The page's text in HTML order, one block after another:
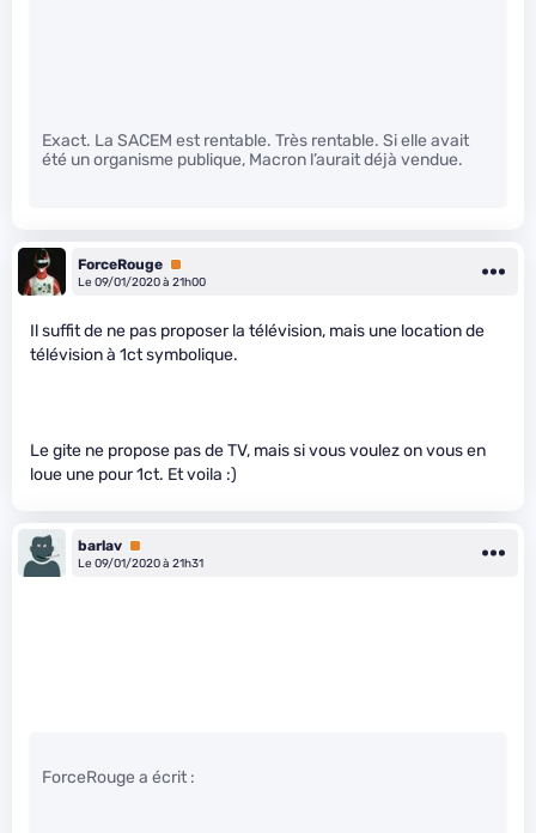
Exact. La SACEM est rentable. Très rentable. Si elle avait
été un organisme publique, Macron l’aurait déjà vendue.
ForceRouge Premium
Le 09/01/2020 à 21h00
Il suffit de ne pas proposer la télévision, mais une location de
télévision à 1ct symbolique.
Le gite ne propose pas de TV, mais si vous voulez on vous en
loue une pour 1ct. Et voila :)
barlav Premium
Le 09/01/2020 à 21h31
ForceRouge a écrit :